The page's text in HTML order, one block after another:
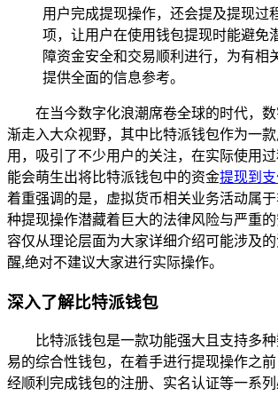
用户完成提现操作，还会提及提现过
项，让用户在使用钱包提现时能避免
障资金安全和交易顺利进行，为有相
提供全面的信息参考。
在当今数字化浪潮席卷全球的时代，
渐走入大众视野，其中比特派钱包作为一
用，吸引了不少用户的关注，在实际使用
能会萌生出将比特派钱包中的资金提现到
着重强调的是，虚拟货币相关业务活动属
种提现操作潜藏着巨大的法律风险与严重
容仅从理论层面为大家详细介绍可能涉及
醒,绝对不建议大家进行实际操作。
深入了解比特派钱包
比特派钱包是一款功能强大且支持多
易的综合性钱包，在着手进行提现操作之
经顺利完成钱包的注册、实名认证等一系